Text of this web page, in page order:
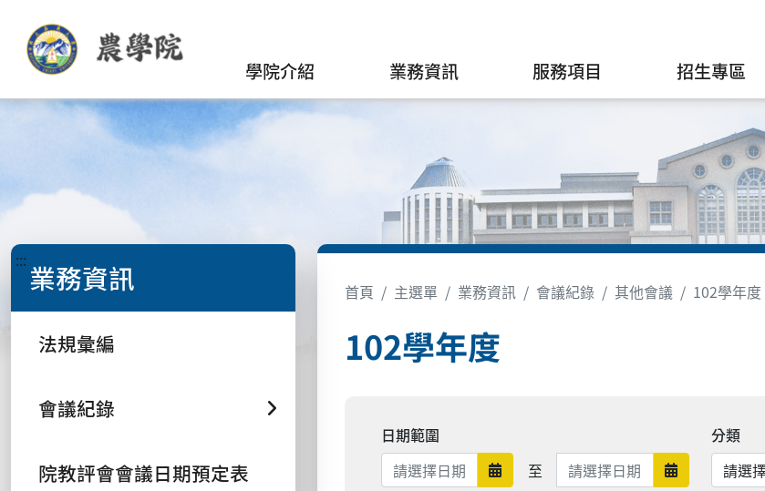
學院介紹 業務資訊 服務項目 招生專區
::: 業務資訊
法規彙編
會議紀錄
院教評會會議日期預定表
首頁 主選單 業務資訊 會議紀錄 其他會議 102學年度
102學年度
日期範圍
日期範圍開始
至 日期範圍結束 日期範圍結束
分類